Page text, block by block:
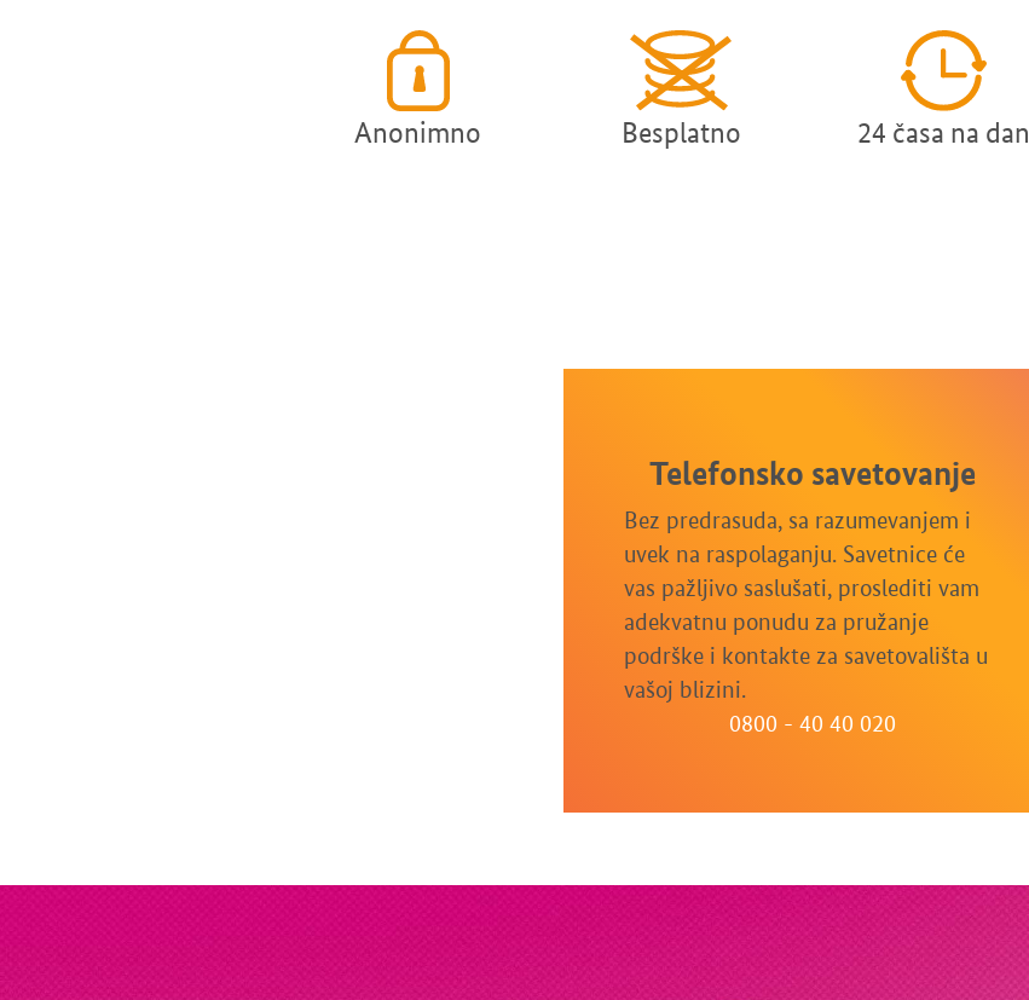
Anonimno Besplatno 24 časa na dan
Telefonsko savetovanje
Bez predrasuda, sa razumevanjem i
uvek na raspolaganju. Savetnice će
vas pažljivo saslušati, proslediti vam
adekvatnu ponudu za pružanje
podrške i kontakte za savetovališta u
vašoj blizini.
0800 - 40 40 020